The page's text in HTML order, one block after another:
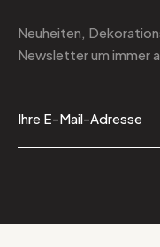
Neuheiten,
Newsletterum immer